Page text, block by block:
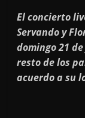
El concierto
Servando y
domingo 21
resto de los
acuerdo a su